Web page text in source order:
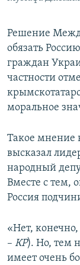
УКРАИНСКАЯ
Решение
обязать
граждан
частности
моральное
Такое мнение
высказал
народный
Вместе с тем,
Россия
«Нет,
– КР). Но, тем
имеет очень